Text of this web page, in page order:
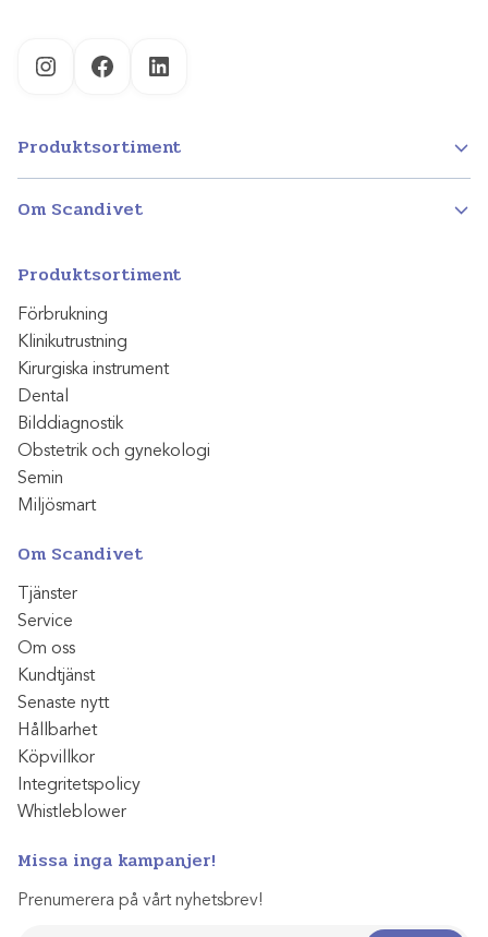
InstagramFacebookLinkedIn
Produktsortiment
Om Scandivet
Produktsortiment
Förbrukning
Klinikutrustning
Kirurgiska instrument
Dental
Bilddiagnostik
Obstetrik och gynekologi
Semin
Miljösmart
Om Scandivet
Tjänster
Service
Om oss
Kundtjänst
Senaste nytt
Hållbarhet
Köpvillkor
Integritetspolicy
Whistleblower
Missa inga kampanjer!
Prenumerera på vårt nyhetsbrev!